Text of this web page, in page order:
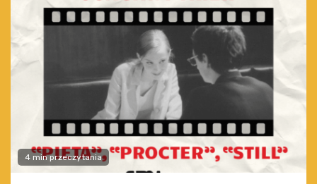
4 min przeczytania